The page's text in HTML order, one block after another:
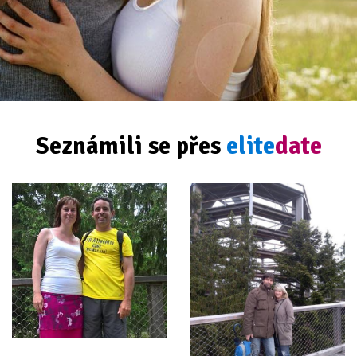
Seznámili se přes elitedate